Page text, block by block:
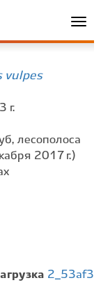
vulpes
г.
лесополоса
2017 г.)
2_53af3